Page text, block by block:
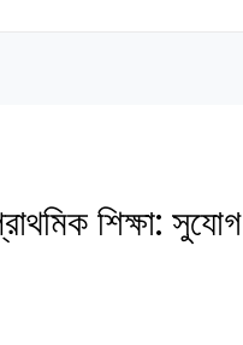
শিক্ষা: